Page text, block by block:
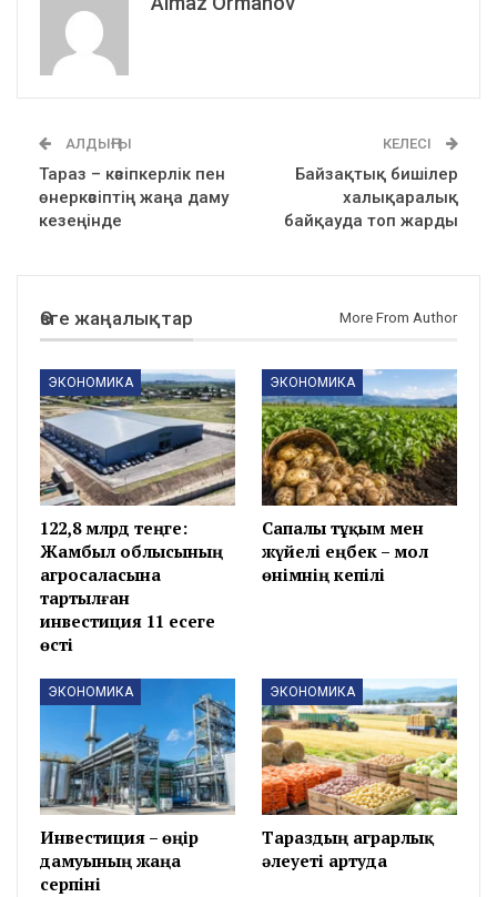
АЛДЫҢҒЫ
Тараз – кәсіпкерлік пен
өнеркәсіптің жаңа даму
кезеңінде
КЕЛЕСІ
Байзақтық бишілер
халықаралық
байқауда топ жарды
Өзге жаңалықтар More From Author
ЭКОНОМИКА
122,8 млрд теңге:
Жамбыл облысының
агросаласына
тартылған
инвестиция 11 есеге
өсті
ЭКОНОМИКА
Сапалы тұқым мен
жүйелі еңбек – мол
өнімнің кепілі
ЭКОНОМИКА
Инвестиция – өңір
дамуының жаңа
серпіні
ЭКОНОМИКА
Тараздың аграрлық
әлеуеті артуда